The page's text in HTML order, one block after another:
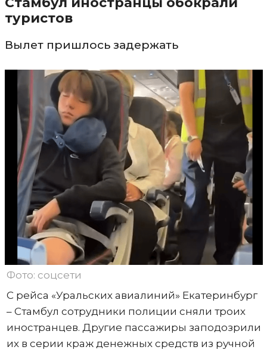
туристов
Вылет пришлось задержать
Фото: соцсети
С рейса «Уральских авиалиний» Екатеринбург
– Стамбул сотрудники полиции сняли троих
иностранцев. Другие пассажиры заподозрили
их в серии краж денежных средств из ручной